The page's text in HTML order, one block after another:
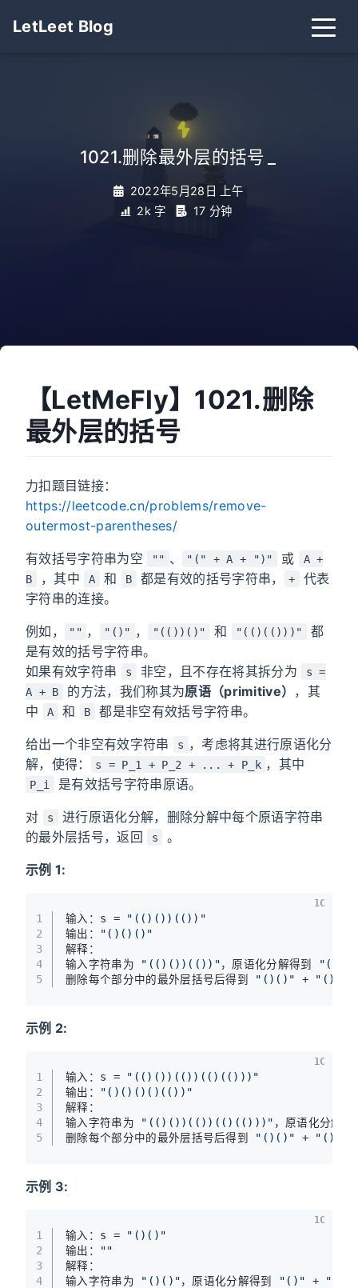
LetLeet Blog
1021.删除最外层的括号
2022年5月28日 上午
2k 字
17 分钟
【LetMeFly】1021.删除
最外层的括号
力扣题目链接：
https://leetcode.cn/problems/remove-
outermost-parentheses/
有效括号字符串为空 "" 、 "(" + A + ")" 或
A +
B
，其中 A 和 B 都是有效的括号字符串， +
代表
字符串的连接。
例如， "" ， "()" ， "(())()" 和 "(()(()))"
都
是有效的括号字符串。
如果有效字符串
s 非空，且不存在将其拆分为
s =
A + B
的方法，我们称其为原语（primitive） ，其
中
A 和 B 都是非空有效括号字符串。
给出一个非空有效字符串 s ，考虑将其进行原语化分
解，使得：
s = P_1 + P_2 + ... + P_k ，其中
P_i 是有效括号字符串原语。
对 s
进行原语化分解，删除分解中每个原语字符串
的最外层括号，返回
s 。
示例 1:
1
2
3
4
5
输入：s =
"(()())(())"
输出：
"()()()"
解释：
输入字符串为
"(()())(())"，原语化分解得到
删除每个部分中的最外层括号后得到 "()()" + "()"
1C
示例 2:
1
2
3
4
5
输入：s =
"(()())(())(()(()))"
输出：
"()()()()(())"
解释：
输入字符串为
"(()())(())(()(()))" ，原语化分解
删除每个部分中的最外层括号后得到 "()()" + "()"
1C
示例 3:
1
2
3
4
输入：s =
"()()"
输出：
""
解释：
输入字符串为
"()()"，原语化分解得到 "()" + "()"
1C